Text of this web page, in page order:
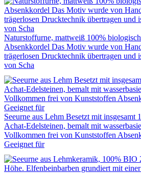
Naturstoffurne, mattweiß 100%
Absenkkordel Das Motiv wurde von
trägerlosen Drucktechnik übertragen und
von Scha
Seeurne aus Lehm Besetzt mit insgesamt
Achat-Edelsteinen, bemalt mit
Vollkommen frei von Kunststoffen
Geeignet für